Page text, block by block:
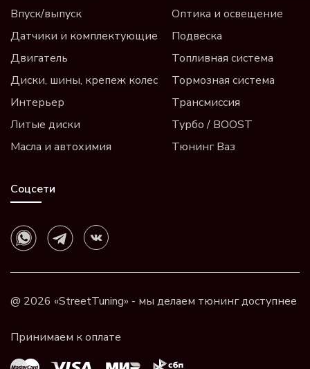
Впуск/выпуск
Датчики и комплектующие
Двигатель
Диски, шины, крепеж колес
Интерьер
Литые диски
Масла и автохимия
Оптика и освещение
Подвеска
Топливная система
Тормозная система
Трансмиссия
Турбо / BOOST
Тюнинг Ваз
Соцсети
@ 2026 «StreetTuning» - мы делаем тюнинг доступнее